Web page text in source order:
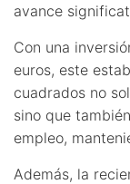
avance
Con una
euros, este
cuadrados no
sino que
empleo,
Además, la